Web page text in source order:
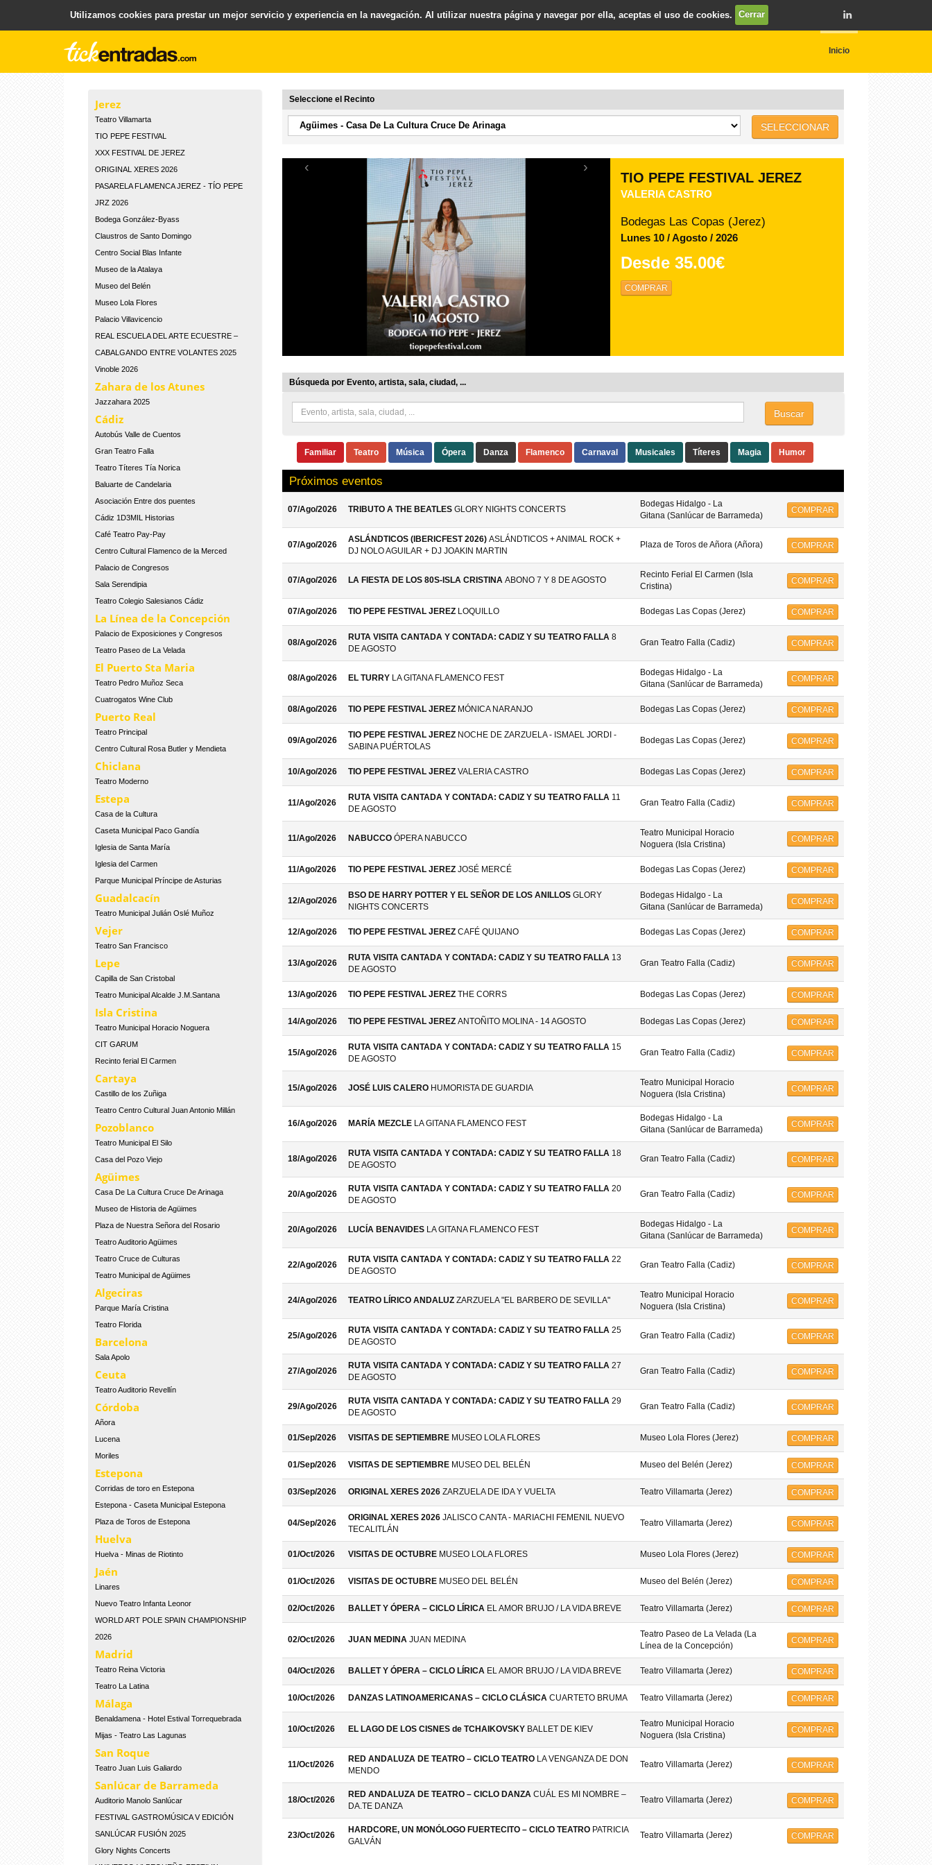
Plataforma para la Venta y Gestion de Entradas .
Inicio
Jerez
Teatro Villamarta
TIO PEPE FESTIVAL
XXX FESTIVAL DE JEREZ
ORIGINAL XERES 2026
PASARELA FLAMENCA JEREZ - TÍO PEPE
JRZ 2026
Bodega González-Byass
Claustros de Santo Domingo
Centro Social Blas Infante
Museo de la Atalaya
Museo del Belén
Museo Lola Flores
Palacio Villavicencio
REAL ESCUELA DEL ARTE ECUESTRE –
CABALGANDO ENTRE VOLANTES 2025
Vinoble 2026
Zahara de los Atunes
Jazzahara 2025
Cádiz
Autobús Valle de Cuentos
Gran Teatro Falla
Teatro Títeres Tía Norica
Baluarte de Candelaria
Asociación Entre dos puentes
Cádiz 1D3MIL Historias
Café Teatro Pay-Pay
Centro Cultural Flamenco de la Merced
Palacio de Congresos
Sala Serendipia
Teatro Colegio Salesianos Cádiz
La Línea de la Concepción
Palacio de Exposiciones y Congresos
Teatro Paseo de La Velada
El Puerto Sta Maria
Teatro Pedro Muñoz Seca
Cuatrogatos Wine Club
Puerto Real
Teatro Principal
Centro Cultural Rosa Butler y Mendieta
Chiclana
Teatro Moderno
Estepa
Casa de la Cultura
Caseta Municipal Paco Gandía
Iglesia de Santa María
Iglesia del Carmen
Parque Municipal Príncipe de Asturias
Guadalcacín
Teatro Municipal Julián Oslé Muñoz
Vejer
Teatro San Francisco
Lepe
Capilla de San Cristobal
Teatro Municipal Alcalde J.M.Santana
Isla Cristina
Teatro Municipal Horacio Noguera
CIT GARUM
Recinto ferial El Carmen
Cartaya
Castillo de los Zuñiga
Teatro Centro Cultural Juan Antonio Millán
Pozoblanco
Teatro Municipal El Silo
Casa del Pozo Viejo
Agüimes
Casa De La Cultura Cruce De Arinaga
Museo de Historia de Agüimes
Plaza de Nuestra Señora del Rosario
Teatro Auditorio Agüimes
Teatro Cruce de Culturas
Teatro Municipal de Agüimes
Algeciras
Parque María Cristina
Teatro Florida
Barcelona
Sala Apolo
Ceuta
Teatro Auditorio Revellín
Córdoba
Añora
Lucena
Moriles
Estepona
Corridas de toro en Estepona
Estepona - Caseta Municipal Estepona
Plaza de Toros de Estepona
Huelva
Huelva - Minas de Riotinto
Jaén
Linares
Nuevo Teatro Infanta Leonor
WORLD ART POLE SPAIN CHAMPIONSHIP
2026
Madrid
Teatro Reina Victoria
Teatro La Latina
Málaga
Benaldamena - Hotel Estival Torrequebrada
Mijas - Teatro Las Lagunas
San Roque
Teatro Juan Luis Galiardo
Sanlúcar de Barrameda
Auditorio Manolo Sanlúcar
FESTIVAL GASTROMÚSICA V EDICIÓN
SANLÚCAR FUSIÓN 2025
Glory Nights Concerts
Seleccione el Recinto
SELECCIONAR
‹ ›
TIO PEPE FESTIVAL JEREZ
VALERIA CASTRO
Bodegas Las Copas (Jerez)
Lunes 10 / Agosto / 2026
Desde 35.00€
COMPRAR
Búsqueda por Evento, artista, sala, ciudad, ...
Buscar
Familiar Teatro Música Ópera Danza Flamenco Carnaval Musicales Títeres Magia Humor
Próximos eventos
07/Ago/2026 TRIBUTO A THE BEATLES GLORY NIGHTS CONCERTS
Bodegas Hidalgo - La
Gitana (Sanlúcar de Barrameda)
COMPRAR
07/Ago/2026
ASLÁNDTICOS (IBERICFEST 2026) ASLÁNDTICOS + ANIMAL ROCK +
DJ NOLO AGUILAR + DJ JOAKIN MARTIN
Plaza de Toros de Añora (Añora) COMPRAR
07/Ago/2026 LA FIESTA DE LOS 80S-ISLA CRISTINA ABONO 7 Y 8 DE AGOSTO
Recinto Ferial El Carmen (Isla
Cristina)
COMPRAR
07/Ago/2026 TIO PEPE FESTIVAL JEREZ LOQUILLO Bodegas Las Copas (Jerez) COMPRAR
08/Ago/2026
RUTA VISITA CANTADA Y CONTADA: CADIZ Y SU TEATRO FALLA 8
DE AGOSTO
Gran Teatro Falla (Cadiz) COMPRAR
08/Ago/2026 EL TURRY LA GITANA FLAMENCO FEST
Bodegas Hidalgo - La
Gitana (Sanlúcar de Barrameda)
COMPRAR
08/Ago/2026 TIO PEPE FESTIVAL JEREZ MÓNICA NARANJO Bodegas Las Copas (Jerez) COMPRAR
09/Ago/2026
TIO PEPE FESTIVAL JEREZ NOCHE DE ZARZUELA - ISMAEL JORDI -
SABINA PUÉRTOLAS
Bodegas Las Copas (Jerez) COMPRAR
10/Ago/2026 TIO PEPE FESTIVAL JEREZ VALERIA CASTRO Bodegas Las Copas (Jerez) COMPRAR
11/Ago/2026
RUTA VISITA CANTADA Y CONTADA: CADIZ Y SU TEATRO FALLA 11
DE AGOSTO
Gran Teatro Falla (Cadiz) COMPRAR
11/Ago/2026 NABUCCO ÓPERA NABUCCO
Teatro Municipal Horacio
Noguera (Isla Cristina)
COMPRAR
11/Ago/2026 TIO PEPE FESTIVAL JEREZ JOSÉ MERCÉ Bodegas Las Copas (Jerez) COMPRAR
12/Ago/2026
BSO DE HARRY POTTER Y EL SEÑOR DE LOS ANILLOS GLORY
NIGHTS CONCERTS
Bodegas Hidalgo - La
Gitana (Sanlúcar de Barrameda)
COMPRAR
12/Ago/2026 TIO PEPE FESTIVAL JEREZ CAFÉ QUIJANO Bodegas Las Copas (Jerez) COMPRAR
13/Ago/2026
RUTA VISITA CANTADA Y CONTADA: CADIZ Y SU TEATRO FALLA 13
DE AGOSTO
Gran Teatro Falla (Cadiz) COMPRAR
13/Ago/2026 TIO PEPE FESTIVAL JEREZ THE CORRS Bodegas Las Copas (Jerez) COMPRAR
14/Ago/2026 TIO PEPE FESTIVAL JEREZ ANTOÑITO MOLINA - 14 AGOSTO Bodegas Las Copas (Jerez) COMPRAR
15/Ago/2026
RUTA VISITA CANTADA Y CONTADA: CADIZ Y SU TEATRO FALLA 15
DE AGOSTO
Gran Teatro Falla (Cadiz) COMPRAR
15/Ago/2026 JOSÉ LUIS CALERO HUMORISTA DE GUARDIA
Teatro Municipal Horacio
Noguera (Isla Cristina)
COMPRAR
16/Ago/2026 MARÍA MEZCLE LA GITANA FLAMENCO FEST
Bodegas Hidalgo - La
Gitana (Sanlúcar de Barrameda)
COMPRAR
18/Ago/2026
RUTA VISITA CANTADA Y CONTADA: CADIZ Y SU TEATRO FALLA 18
DE AGOSTO
Gran Teatro Falla (Cadiz) COMPRAR
20/Ago/2026
RUTA VISITA CANTADA Y CONTADA: CADIZ Y SU TEATRO FALLA 20
DE AGOSTO
Gran Teatro Falla (Cadiz) COMPRAR
20/Ago/2026 LUCÍA BENAVIDES LA GITANA FLAMENCO FEST
Bodegas Hidalgo - La
Gitana (Sanlúcar de Barrameda)
COMPRAR
22/Ago/2026
RUTA VISITA CANTADA Y CONTADA: CADIZ Y SU TEATRO FALLA 22
DE AGOSTO
Gran Teatro Falla (Cadiz) COMPRAR
24/Ago/2026 TEATRO LÍRICO ANDALUZ ZARZUELA "EL BARBERO DE SEVILLA"
Teatro Municipal Horacio
Noguera (Isla Cristina)
COMPRAR
25/Ago/2026
RUTA VISITA CANTADA Y CONTADA: CADIZ Y SU TEATRO FALLA 25
DE AGOSTO
Gran Teatro Falla (Cadiz) COMPRAR
27/Ago/2026
RUTA VISITA CANTADA Y CONTADA: CADIZ Y SU TEATRO FALLA 27
DE AGOSTO
Gran Teatro Falla (Cadiz) COMPRAR
29/Ago/2026
RUTA VISITA CANTADA Y CONTADA: CADIZ Y SU TEATRO FALLA 29
DE AGOSTO
Gran Teatro Falla (Cadiz) COMPRAR
01/Sep/2026 VISITAS DE SEPTIEMBRE MUSEO LOLA FLORES Museo Lola Flores (Jerez) COMPRAR
01/Sep/2026 VISITAS DE SEPTIEMBRE MUSEO DEL BELÉN Museo del Belén (Jerez) COMPRAR
03/Sep/2026 ORIGINAL XERES 2026 ZARZUELA DE IDA Y VUELTA Teatro Villamarta (Jerez) COMPRAR
04/Sep/2026
ORIGINAL XERES 2026 JALISCO CANTA - MARIACHI FEMENIL NUEVO
TECALITLÁN
Teatro Villamarta (Jerez) COMPRAR
01/Oct/2026 VISITAS DE OCTUBRE MUSEO LOLA FLORES Museo Lola Flores (Jerez) COMPRAR
01/Oct/2026 VISITAS DE OCTUBRE MUSEO DEL BELÉN Museo del Belén (Jerez) COMPRAR
02/Oct/2026 BALLET Y ÓPERA – CICLO LÍRICA EL AMOR BRUJO / LA VIDA BREVE Teatro Villamarta (Jerez) COMPRAR
02/Oct/2026 JUAN MEDINA JUAN MEDINA
Teatro Paseo de La Velada (La
Línea de la Concepción)
COMPRAR
04/Oct/2026 BALLET Y ÓPERA – CICLO LÍRICA EL AMOR BRUJO / LA VIDA BREVE Teatro Villamarta (Jerez) COMPRAR
10/Oct/2026 DANZAS LATINOAMERICANAS – CICLO CLÁSICA CUARTETO BRUMA Teatro Villamarta (Jerez) COMPRAR
10/Oct/2026 EL LAGO DE LOS CISNES de TCHAIKOVSKY BALLET DE KIEV
Teatro Municipal Horacio
Noguera (Isla Cristina)
COMPRAR
11/Oct/2026
RED ANDALUZA DE TEATRO – CICLO TEATRO LA VENGANZA DE DON
MENDO
Teatro Villamarta (Jerez) COMPRAR
18/Oct/2026
RED ANDALUZA DE TEATRO – CICLO DANZA CUÁL ES MI NOMBRE –
DA.TE DANZA
Teatro Villamarta (Jerez) COMPRAR
23/Oct/2026
HARDCORE, UN MONÓLOGO FUERTECITO – CICLO TEATRO PATRICIA
GALVÁN
Teatro Villamarta (Jerez) COMPRAR
Utilizamos cookies para prestar un mejor servicio y experiencia en la navegación. Al utilizar nuestra página y navegar por ella, aceptas el uso de cookies. Cerrar